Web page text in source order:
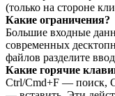
(только на стороне
Какие ограничения?
Большие входные
современных
файлов разделите
Какие горячие
Ctrl/Cmd+F — поиск,